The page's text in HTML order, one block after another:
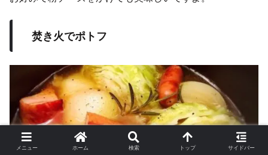
焚き火でポトフ
メニュー ホーム 検索 トップ サイドバー